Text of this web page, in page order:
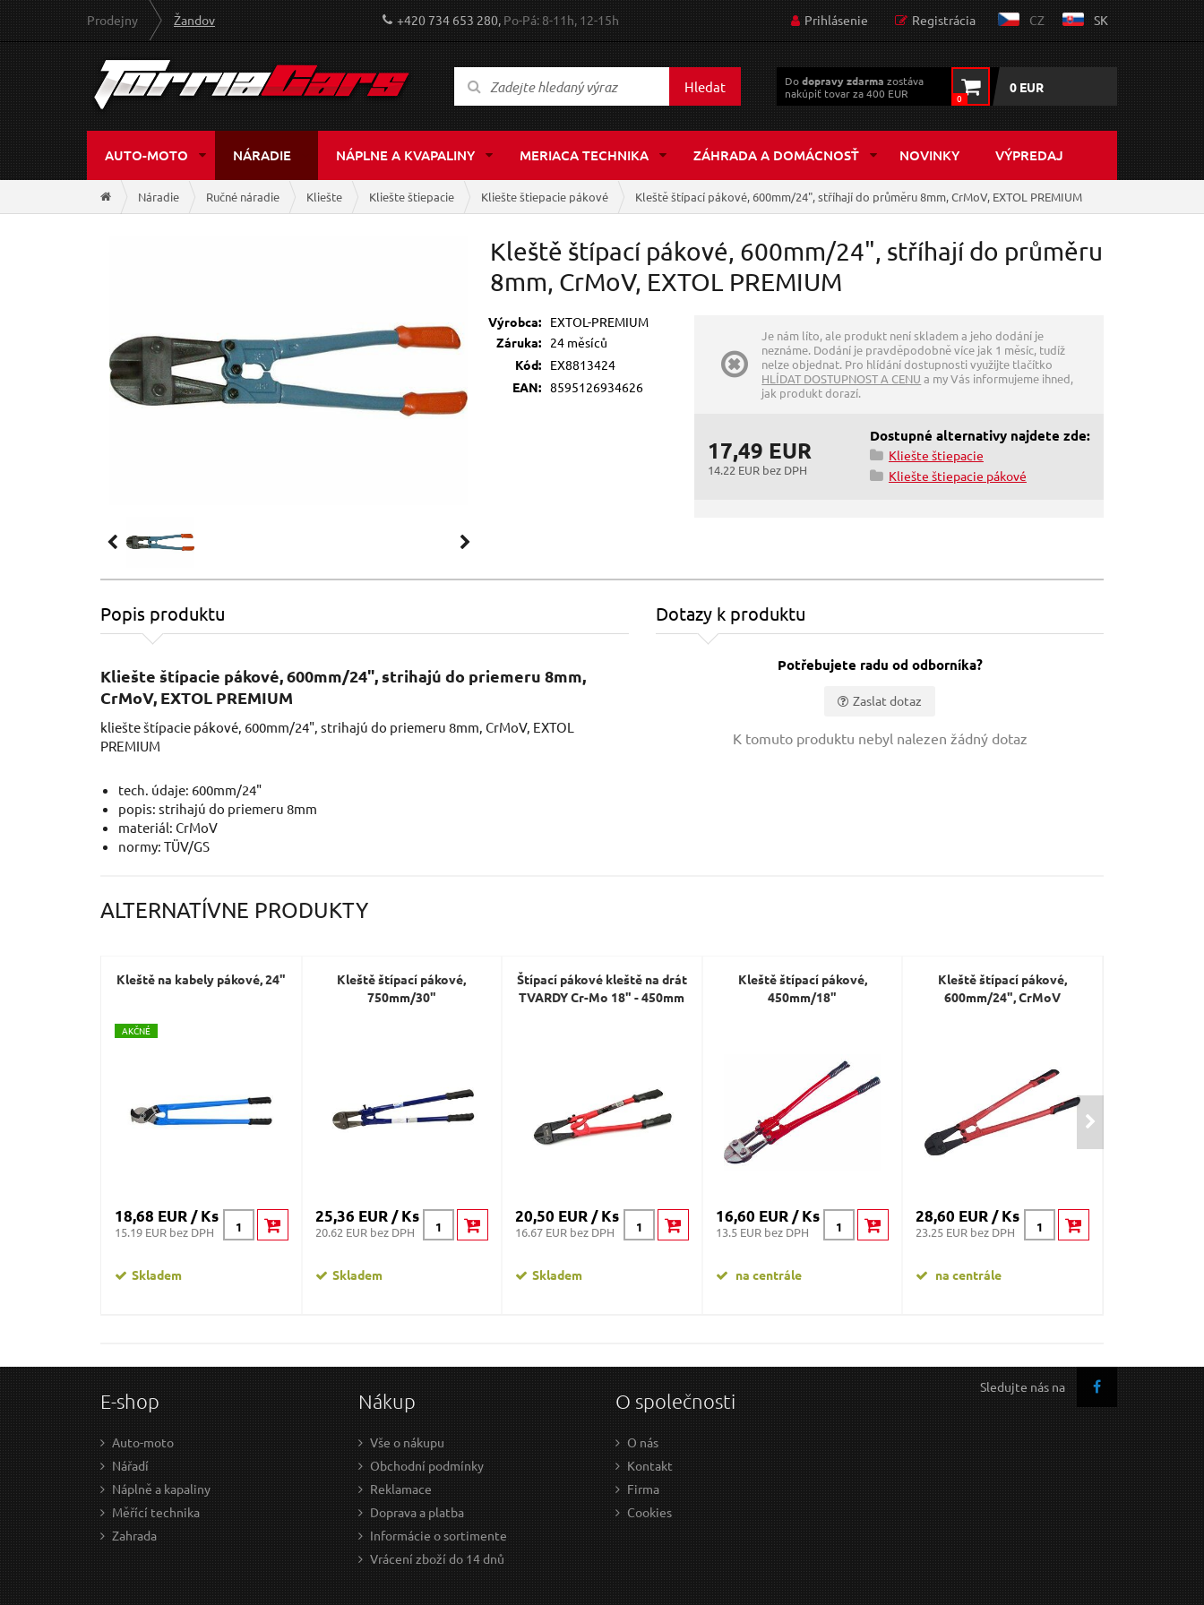
Prodejny Žandov +420 734 653 280, Po-Pá: 8-11h, 12-15h Prihlásenie Registrácia CZ SK
Hledat Dodopravy zdarma zostáva
nakúpiť tovar za 400 EUR
0
0 EUR
AUTO-MOTO NÁRADIE NÁPLNE A KVAPALINY MERIACA TECHNIKA ZÁHRADA A DOMÁCNOSŤ NOVINKY VÝPREDAJ
Náradie Ručné náradie Kliešte Kliešte štiepacie Kliešte štiepacie pákové Kleště štípací pákové, 600mm/24", stříhají do průměru 8mm, CrMoV, EXTOL PREMIUM
Kleště štípací pákové, 600mm/24", stříhají do průměru
8mm, CrMoV, EXTOL PREMIUM
Výrobca:
EXTOL-PREMIUM
Záruka:
24 měsíců
Kód:
EX8813424
EAN: 8595126934626
Je nám líto, ale produkt není skladem a jeho dodání je
neznáme. Dodání je pravděpodobně více jak 1 měsíc, tudíž
nelze objednat. Pro hlídání dostupnosti využijte tlačítko
HLÍDAT DOSTUPNOST A CENU a my Vás informujeme ihned,
jak produkt dorazí.
17,49 EUR
14.22 EUR bez DPH
Dostupné alternativy najdete zde:
Kliešte štiepacie
Kliešte štiepacie pákové
Popis produktu
Kliešte štípacie pákové, 600mm/24", strihajú do priemeru 8mm,
CrMoV, EXTOL PREMIUM
kliešte štípacie pákové, 600mm/24", strihajú do priemeru 8mm, CrMoV, EXTOL
PREMIUM
tech. údaje: 600mm/24"
popis: strihajú do priemeru 8mm
materiál: CrMoV
normy: TÜV/GS
Dotazy k produktu
Potřebujete radu od odborníka?
Zaslat dotaz
Odeslat dotaz
K tomuto produktu nebyl nalezen žádný dotaz
ALTERNATÍVNE PRODUKTY
Kleště na kabely pákové, 24"
AKČNÉ
18,68 EUR / Ks
15.19 EUR bez DPH
Skladem
Kleště štípací pákové,
750mm/30"
25,36 EUR / Ks
20.62 EUR bez DPH
Skladem
Štípací pákové kleště na drát
TVARDY Cr-Mo 18" - 450mm
20,50 EUR / Ks
16.67 EUR bez DPH
Skladem
Kleště štípací pákové,
450mm/18"
16,60 EUR / Ks
13.5 EUR bez DPH
na centrále
Kleště štípací pákové,
600mm/24", CrMoV
28,60 EUR / Ks
23.25 EUR bez DPH
na centrále
Sledujte nás na
E-shop
Auto-moto
Nářadí
Náplně a kapaliny
Měřící technika
Zahrada
Nákup
Vše o nákupu
Obchodní podmínky
Reklamace
Doprava a platba
Informácie o sortimente
Vrácení zboží do 14 dnů
O společnosti
O nás
Kontakt
Firma
Cookies